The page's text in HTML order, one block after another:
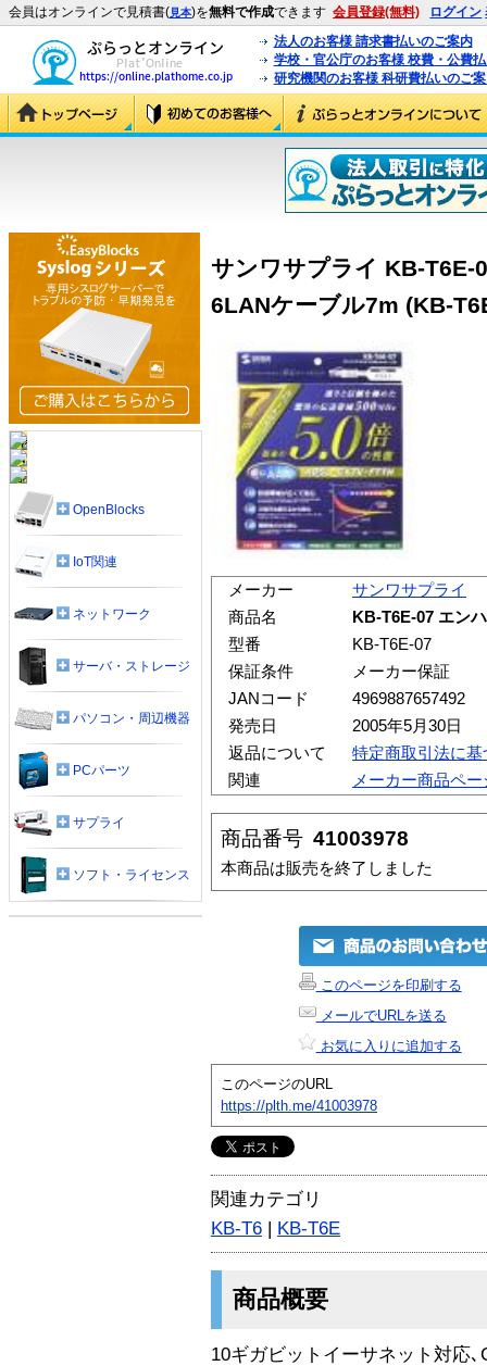
会員はオンラインで見積書(見本)を無料で作成できます 会員登録(無料) ログイン
法人のお客様 請求書払いのご案内
学校・官公庁のお客様 校費・公費
研究機関のお客様 科研費払いのご
サンワサプライ KB-T6E-
6LANケーブル7m (KB-
メーカー
サンワサプライ
商品名
KB-T6E-07 エン
型番
KB-T6E-07
保証条件
メーカー保証
JANコード
4969887657492
発売日
2005年5月30日
返品について
特定商取引法に基
関連
メーカー商品ペー
商品番号 41003978
本商品は販売を終了しました
このページを印刷する
メールでURLを送る
お気に入りに追加する
このページのURL
https://plth.me/41003978
関連カテゴリ
KB-T6 | KB-T6E
商品概要
10ギガビットイーサネット対応､
OpenBlocks
IoT関連
ネットワーク
サーバ・ストレージ
パソコン・周辺機器
PCパーツ
サプライ
ソフト・ライセンス